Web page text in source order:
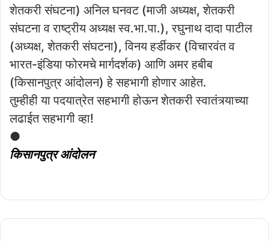
शेतकरी संघटना) अनिल घनवट (माजी अध्यक्ष, शेतकरी
संघटना व राष्ट्रीय अध्यक्ष स्व.भा.पा.), रघुनाथ दादा पाटील
(अध्यक्ष, शेतकरी संघटना), विनय हर्डीकर (विचारवंत व
भारत-इंडिया फोरमचे मार्गदर्शक) आणि अमर हबीब
(किसानपुत्र आंदोलन) हे सहभागी होणार आहेत.
तुम्हीही या पदयात्रेत सहभागी होऊन शेतकरी स्वातंत्र्याच्या
लढाईत सहभागी व्हा!
●
किसानपुत्र आंदोलन